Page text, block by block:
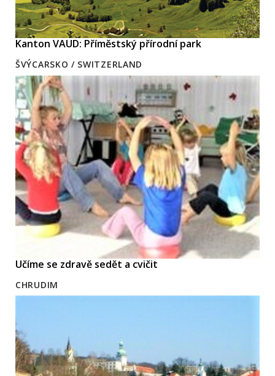
Kanton VAUD: Příměstský přírodní park
ŠVÝCARSKO / SWITZERLAND
Učíme se zdravě sedět a cvičit
CHRUDIM